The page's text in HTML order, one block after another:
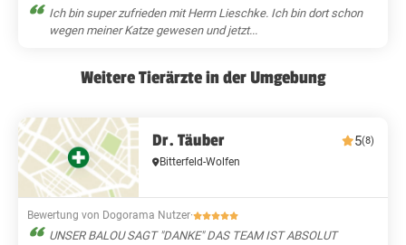
Ich bin super zufrieden mit Herrn Lieschke. Ich bin dort schon
wegen meiner Katze gewesen und jetzt...
Weitere Tierärzte in der Umgebung
Dr. Täuber 5(8)
Bitterfeld-Wolfen
Bewertung von Dogorama Nutzer·
UNSER BALOU SAGT "DANKE" DAS TEAM IST ABSOLUT